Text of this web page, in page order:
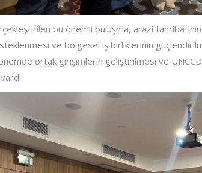
bu önemli buluşma, arazi
ve bölgesel iş birliklerinin
ortak girişimlerin geliştirilmesi ve